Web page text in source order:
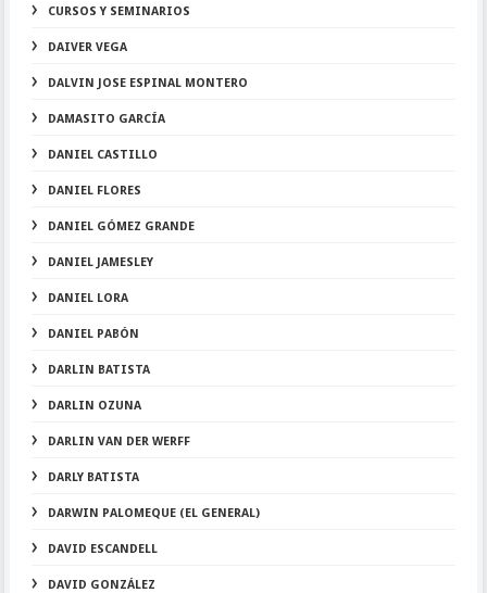
CURSOS Y SEMINARIOS
DAIVER VEGA
DALVIN JOSE ESPINAL MONTERO
DAMASITO GARCÍA
DANIEL CASTILLO
DANIEL FLORES
DANIEL GÓMEZ GRANDE
DANIEL JAMESLEY
DANIEL LORA
DANIEL PABÓN
DARLIN BATISTA
DARLIN OZUNA
DARLIN VAN DER WERFF
DARLY BATISTA
DARWIN PALOMEQUE (EL GENERAL)
DAVID ESCANDELL
DAVID GONZÁLEZ